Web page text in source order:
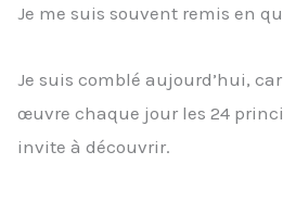
Je me suis souvent remis en
Je suis comblé aujourd’hui,
œuvre chaque jour les 24
invite à découvrir.